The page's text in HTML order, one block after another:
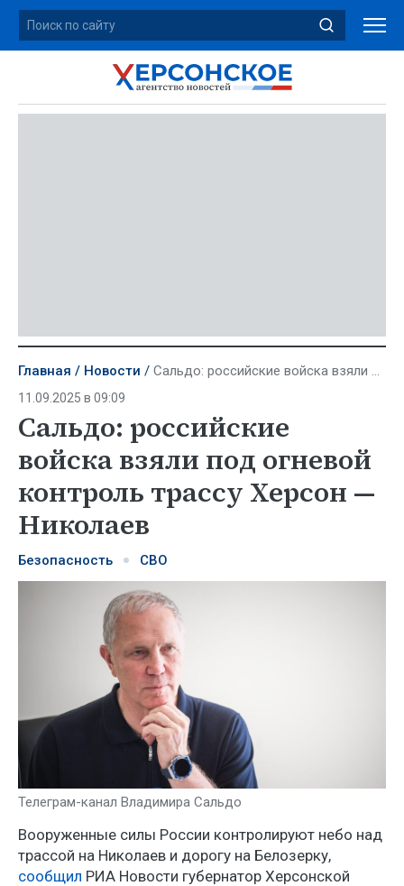
Главная Новости Сальдо: российские войска взяли под огневой контроль трассу Херсон — Николаев
11.09.2025 в 09:09
Сальдо: российские
войска взяли под огневой
контроль трассу Херсон —
Николаев
Безопасность СВО
Телеграм-канал Владимира Сальдо
Вооруженные силы России контролируют небо над
трассой на Николаев и дорогу на Белозерку,
сообщил РИА Новости губернатор Херсонской